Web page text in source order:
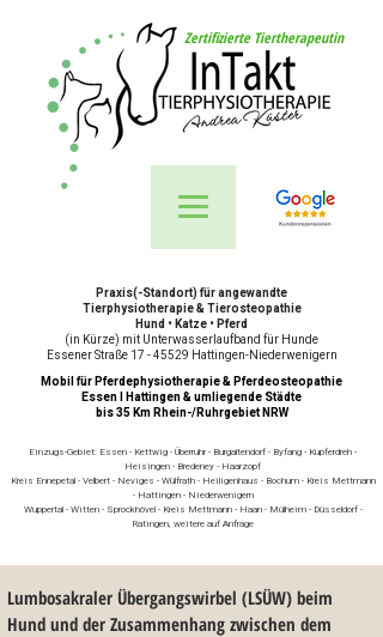
Zertifizierte Tiertherapeutin
Praxis(-Standort) für angewandte
Tierphysiotherapie & Tierosteopathie
Hund • Katze • Pferd
(in Kürze) mit Unterwasserlaufband für Hunde
Essener Straße 17 - 45529 Hattingen-Niederwenigern
Mobil für Pferdephysiotherapie & Pferdeosteopathie
Essen I Hattingen & umliegende Städte
bis 35 Km Rhein-/Ruhrgebiet NRW
Einzugs-Gebiet: Essen - Kettwig - Überruhr - Burgaltendorf - Byfang - Kupferdreh -
Heisingen - Bredeney - Haarzopf
Kreis Ennepetal - Velbert - Neviges - Wülfrath - Heiligenhaus - Bochum - Kreis Mettmann
- Hattingen - Niederwenigern
Wuppertal - Witten - Sprockhövel - Kreis Mettmann - Haan - Mülheim - Düsseldorf -
Ratingen, weitere auf Anfrage
Lumbosakraler Übergangswirbel (LSÜW) beim
Hund und der Zusammenhang zwischen dem